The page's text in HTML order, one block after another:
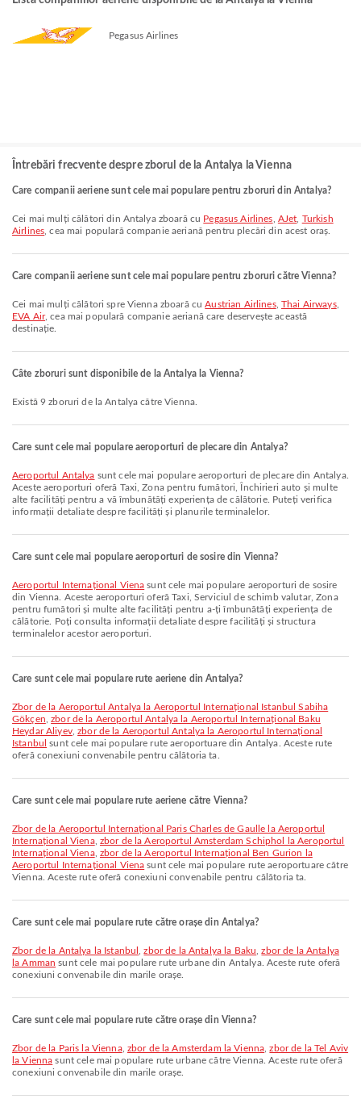
Pegasus Airlines
Întrebări frecvente despre zborul de la Antalya la Vienna
Care companii aeriene sunt cele mai populare pentru zboruri din Antalya?
Cei mai mulți călători din Antalya zboară cu Pegasus Airlines AJet Turkish
Airlines , cea mai populară companie aeriană pentru plecări din acest oraș.
Care companii aeriene sunt cele mai populare pentru zboruri către Vienna?
Cei mai mulți călători spre Vienna zboară cuAustrian Airlines, Thai Airways,
EVA Air, cea mai populară companie aeriană care deservește această
destinație.
Câte zboruri sunt disponibile de la Antalya la Vienna?
Există 9 zboruri de la Antalya către Vienna.
Care sunt cele mai populare aeroporturi de plecare din Antalya?
Aeroportul Antalya sunt cele mai populare aeroporturi de plecare din Antalya.
Aceste aeroporturi oferă Taxi, Zona pentru fumători, Închirieri auto și multe
alte facilități pentru a vă îmbunătăți experiența de călătorie. Puteți verifica
informații detaliate despre facilități și planurile terminalelor.
Care sunt cele mai populare aeroporturi de sosire din Vienna?
Aeroportul Internațional Viena sunt cele mai populare aeroporturi de sosire
din Vienna. Aceste aeroporturi oferă Taxi, Serviciul de schimb valutar, Zona
pentru fumători și multe alte facilități pentru a-ți îmbunătăți experiența de
călătorie. Poți consulta informații detaliate despre facilități și structura
terminalelor acestor aeroporturi.
Care sunt cele mai populare rute aeriene din Antalya?
zbor de la Aeroportul Antalya la Aeroportul Internațional Istanbul Sabiha
Gökçen ,zbor de la Aeroportul Antalya la Aeroportul Internațional Baku
Heydar Aliyev,zbor de la Aeroportul Antalya la Aeroportul Internațional
Istanbul sunt cele mai populare rute aeroportuare din Antalya. Aceste rute
oferă conexiuni convenabile pentru călătoria ta.
Care sunt cele mai populare rute aeriene către Vienna?
zbor de la Aeroportul Internațional Paris Charles de Gaulle la Aeroportul
Internațional Viena, zbor de la Aeroportul Amsterdam Schiphol la Aeroportul
Internațional Viena, zbor de la Aeroportul Internațional Ben Gurion la
Aeroportul Internațional Viena sunt cele mai populare rute aeroportuare către
Vienna. Aceste rute oferă conexiuni convenabile pentru călătoria ta.
Care sunt cele mai populare rute către orașe din Antalya?
zbor de la Antalya la Istanbul ,zbor de la Antalya la Baku ,zbor de la Antalya
la Amman sunt cele mai populare rute urbane din Antalya. Aceste rute oferă
conexiuni convenabile din marile orașe.
Care sunt cele mai populare rute către orașe din Vienna?
zbor de la Paris la Vienna, zbor de la Amsterdam la Vienna ,zbor de la Tel Aviv
la Vienna sunt cele mai populare rute urbane către Vienna. Aceste rute oferă
conexiuni convenabile din marile orașe.